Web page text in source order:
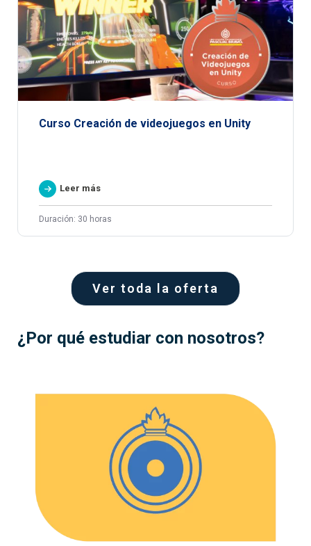
Curso Creación de videojuegos en Unity
Leer más
Duración: 30 horas
Ver toda la oferta
¿Por qué estudiar con nosotros?